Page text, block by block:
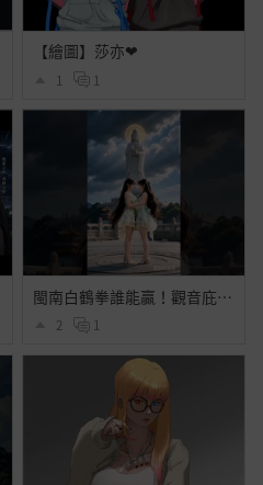
【繪圖】莎亦❤
1 1
閩南白鶴拳誰能贏！觀音庇護 vs 巴威颱風！🌊✨ #白鶴拳 #動作設計 #觀音菩薩 #2026 #颱風天 #颱風拳 #Shorts
2 1